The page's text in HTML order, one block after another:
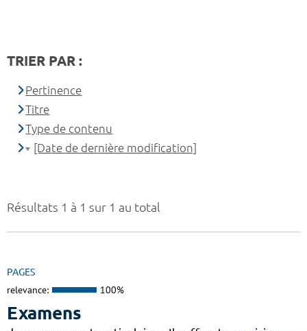
Résultats 1 à 1 sur 1 au total
PAGES
relevance: 100%
Examens
TRIER PAR :
Pertinence
Titre
Type de contenu
[Date de dernière modification]